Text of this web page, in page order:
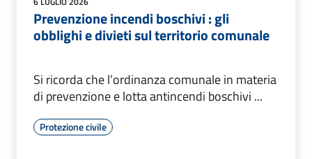
Prevenzione incendi boschivi : gli
obblighi e divieti sul territorio comunale
Si ricorda che l’ordinanza comunale in materia
di prevenzione e lotta antincendi boschivi ...
Protezione civile